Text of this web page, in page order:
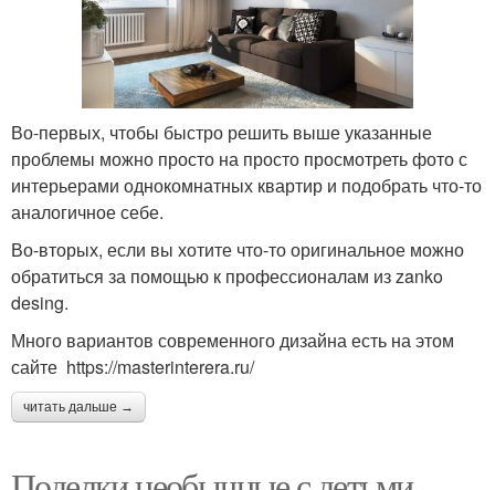
Во-первых, чтобы быстро решить выше указанные
проблемы можно просто на просто просмотреть фото с
интерьерами однокомнатных квартир и подобрать что-то
аналогичное себе.
Во-вторых, если вы хотите что-то оригинальное можно
обратиться за помощью к профессионалам из zanko
desing.
Много вариантов современного дизайна есть на этом
сайте https://masterinterera.ru/
читать дальше →